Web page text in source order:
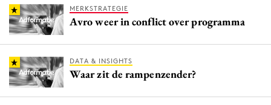
MERKSTRATEGIE
Avro weer in conflict over programma
DATA & INSIGHTS
Waar zit de rampenzender?